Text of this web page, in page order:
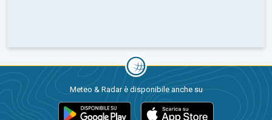
Meteo & Radar è disponibile anche su